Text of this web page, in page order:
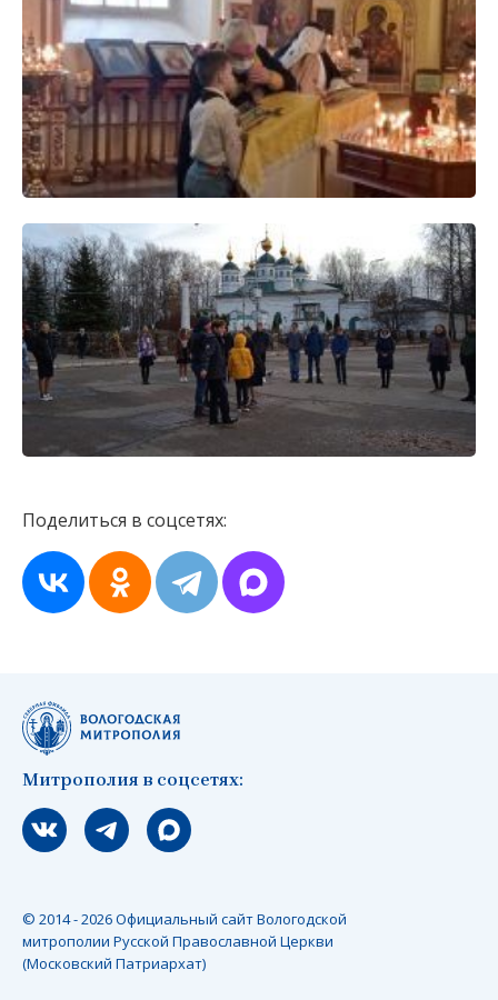
Поделиться в соцсетях:
Митрополия в соцсетях:
Мы вконтакте
Мы в telegram
Мы в Макс
© 2014 - 2026 Официальный сайт Вологодской
митрополии Русской Православной Церкви
(Московский Патриархат)